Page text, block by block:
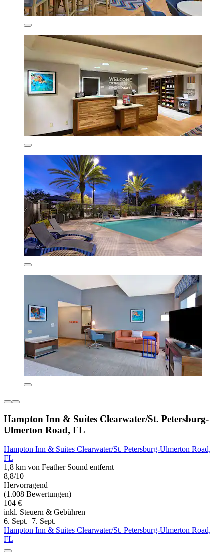
Hampton Inn & Suites Clearwater/St. Petersburg-
Ulmerton Road, FL
Hampton Inn & Suites Clearwater/St. Petersburg-Ulmerton Road,
FL
1,8 km von Feather Sound entfernt
8,8/10
Hervorragend
(1.008 Bewertungen)
104 €
inkl. Steuern & Gebühren
6. Sept.–7. Sept.
Hampton Inn & Suites Clearwater/St. Petersburg-Ulmerton Road,
FL